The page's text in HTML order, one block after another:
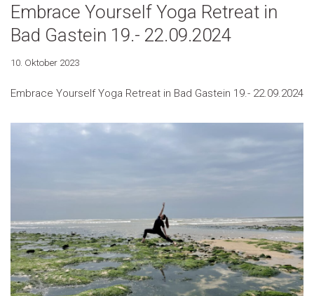
Embrace Yourself Yoga Retreat in
Bad Gastein 19.- 22.09.2024
10. Oktober 2023
Embrace Yourself Yoga Retreat in Bad Gastein 19.- 22.09.2024